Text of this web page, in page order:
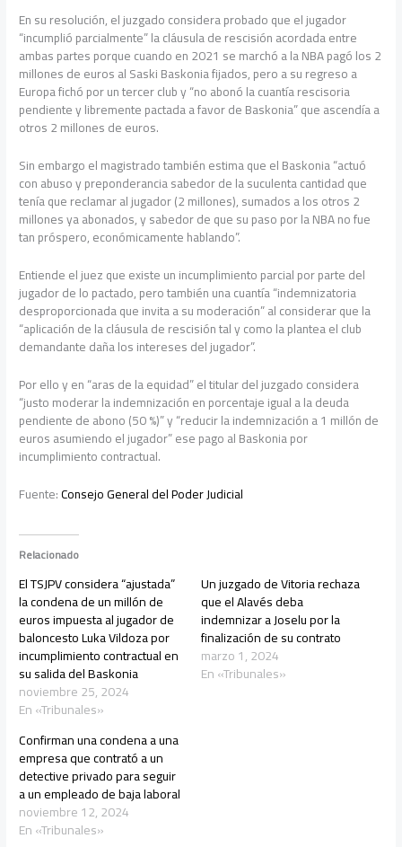
En su resolución, el juzgado considera probado que el jugador
“incumplió parcialmente” la cláusula de rescisión acordada entre
ambas partes porque cuando en 2021 se marchó a la NBA pagó los 2
millones de euros al Saski Baskonia fijados, pero a su regreso a
Europa fichó por un tercer club y “no abonó la cuantía rescisoria
pendiente y libremente pactada a favor de Baskonia” que ascendía a
otros 2 millones de euros.
Sin embargo el magistrado también estima que el Baskonia “actuó
con abuso y preponderancia sabedor de la suculenta cantidad que
tenía que reclamar al jugador (2 millones), sumados a los otros 2
millones ya abonados, y sabedor de que su paso por la NBA no fue
tan próspero, económicamente hablando”.
Entiende el juez que existe un incumplimiento parcial por parte del
jugador de lo pactado, pero también una cuantía “indemnizatoria
desproporcionada que invita a su moderación” al considerar que la
“aplicación de la cláusula de rescisión tal y como la plantea el club
demandante daña los intereses del jugador”.
Por ello y en “aras de la equidad” el titular del juzgado considera
“justo moderar la indemnización en porcentaje igual a la deuda
pendiente de abono (50 %)” y “reducir la indemnización a 1 millón de
euros asumiendo el jugador” ese pago al Baskonia por
incumplimiento contractual.
Fuente:Consejo General del Poder Judicial
Relacionado
El TSJPV considera “ajustada”
la condena de un millón de
euros impuesta al jugador de
baloncesto Luka Vildoza por
incumplimiento contractual en
su salida del Baskonia
noviembre 25, 2024
En «Tribunales»
Un juzgado de Vitoria rechaza
que el Alavés deba
indemnizar a Joselu por la
finalización de su contrato
marzo 1, 2024
En «Tribunales»
Confirman una condena a una
empresa que contrató a un
detective privado para seguir
a un empleado de baja laboral
noviembre 12, 2024
En «Tribunales»